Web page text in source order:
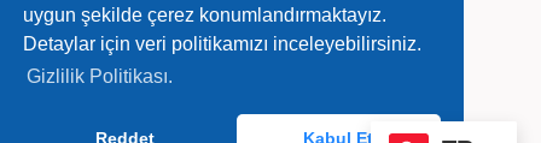
uygun şekilde çerez konumlandırmaktayız.
Detaylar için veri politikamızı inceleyebilirsiniz.
Gizlilik Politikası.
Reddet Kabul Et
info@nurmag.com
(0216) 378 84 92-93